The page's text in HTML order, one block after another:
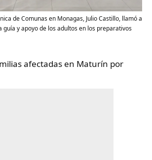
de Comunas en Monagas, Julio Castillo, llamó a
guía y apoyo de los adultos en los preparativos
afectadas en Maturín por